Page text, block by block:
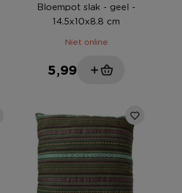
Bloempot slak - geel -
14.5x10x8.8 cm
Niet online
5,99